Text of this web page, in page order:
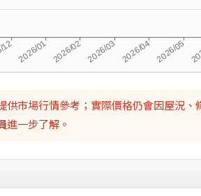
供市場行情參考；實際價格仍會因屋況、
進一步了解。